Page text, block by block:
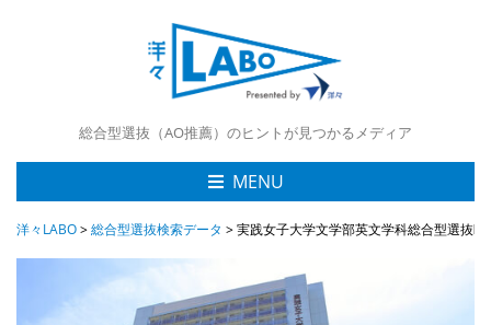
総合型選抜（AO推薦）のヒントが見つかるメディア
MENU
洋々LABO>総合型選抜検索データ >実践女子大学文学部英文学科総合型選抜Ⅰ